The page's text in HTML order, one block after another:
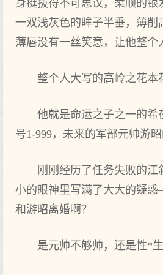
身挺拔得不可思议，柔顺的银
一双浅灰色的眸子半垂，薄削
薄唇没有一丝笑意，让他整个
整个人大写的高岭之花本
他就是命运之子之一的希
号1-999，未来的军部元帅游昭
刚刚经历了任务失败的
小的眼神里写满了大大的疑
和游昭离婚啊？
是元帅不够帅，还是性*生